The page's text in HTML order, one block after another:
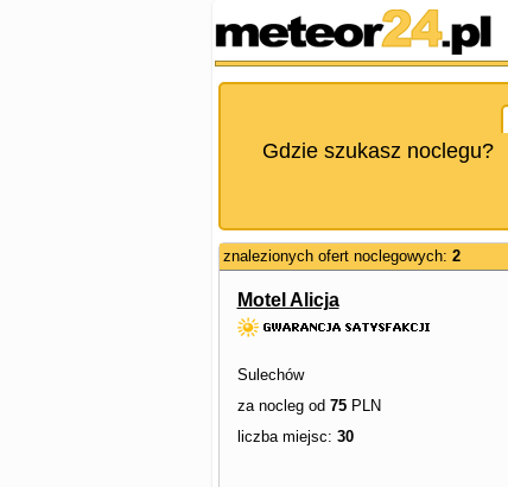
Gdzie szukasz noclegu?
znalezionych ofert noclegowych: 2
Motel Alicja
Sulechów
za nocleg od 75PLN
liczba miejsc: 30